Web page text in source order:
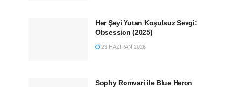
Her Şeyi Yutan Koşulsuz Sevgi:
Obsession (2025)
23 HAZIRAN 2026
Sophy Romvari ile Blue Heron